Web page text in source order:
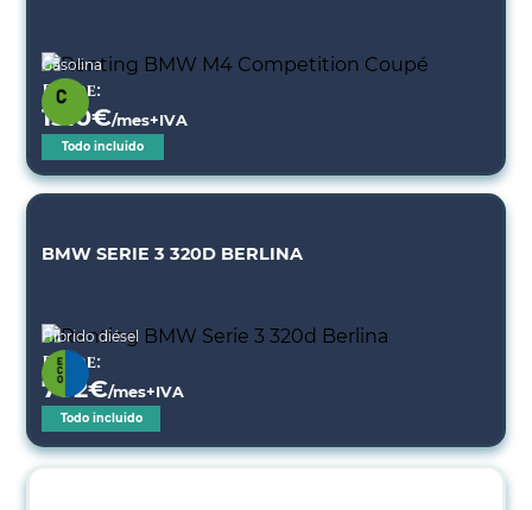
Gasolina
Desde:
1510€/mes+IVA
Todo incluido
BMW SERIE 3 320D BERLINA
Híbrido diésel
Desde:
702€/mes+IVA
Todo incluido